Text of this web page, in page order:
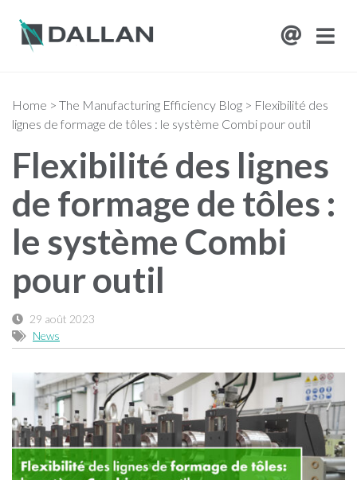
Home > The Manufacturing Efficiency Blog > Flexibilité des
lignes de formage de tôles : le système Combi pour outil
Flexibilité des lignes
de formage de tôles :
le système Combi
pour outil
29 août 2023
News